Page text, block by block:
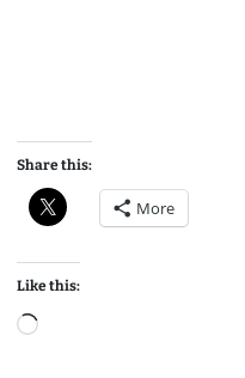
Share this:
More
Like this:
L